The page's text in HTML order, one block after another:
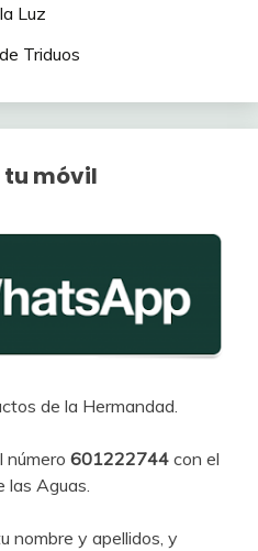
Luz
Triduos
tu móvil
de la Hermandad.
número 601222744 con el
las Aguas.
nombre y apellidos, y